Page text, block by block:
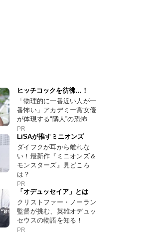
ヒッチコックを彷彿…！
「物理的に一番近い人が一
番怖い」アカデミー賞女優
が体現する“隣人”の恐怖
PR
LiSAが推すミニオンズ
ダイフクが耳から離れな
い！最新作『ミニオンズ＆
モンスターズ』見どころ
は？
PR
「オデュッセイア」とは
クリストファー・ノーラン
監督が挑む、英雄オデュッ
セウスの物語を知る！
PR